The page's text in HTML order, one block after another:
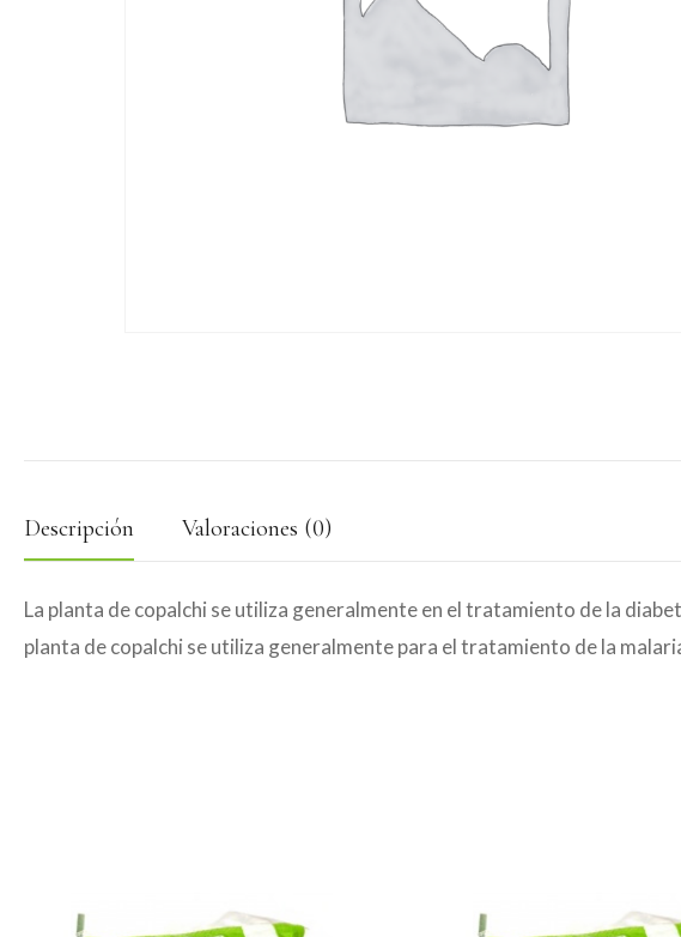
Descripción Valoraciones (0)
La planta de copalchi se utiliza generalmente en el tratamiento de la
planta de copalchi se utiliza generalmente para el tratamiento de la